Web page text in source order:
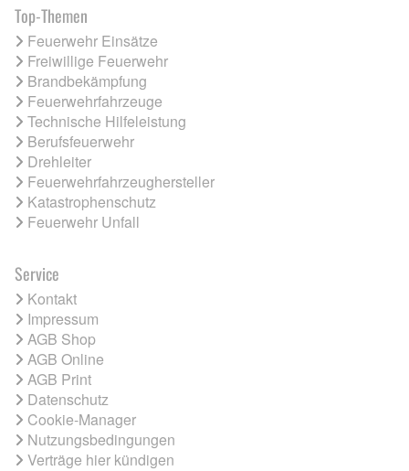
Top-Themen
Feuerwehr Einsätze
Freiwillige Feuerwehr
Brandbekämpfung
Feuerwehrfahrzeuge
Technische Hilfeleistung
Berufsfeuerwehr
Drehleiter
Feuerwehrfahrzeughersteller
Katastrophenschutz
Feuerwehr Unfall
Service
Kontakt
Impressum
AGB Shop
AGB Online
AGB Print
Datenschutz
Cookie-Manager
Nutzungsbedingungen
Verträge hier kündigen